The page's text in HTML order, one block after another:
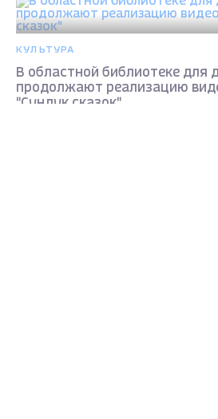
КУЛЬТУРА
В областной библиотеке для
продолжают реализацию
"Сундук сказок"